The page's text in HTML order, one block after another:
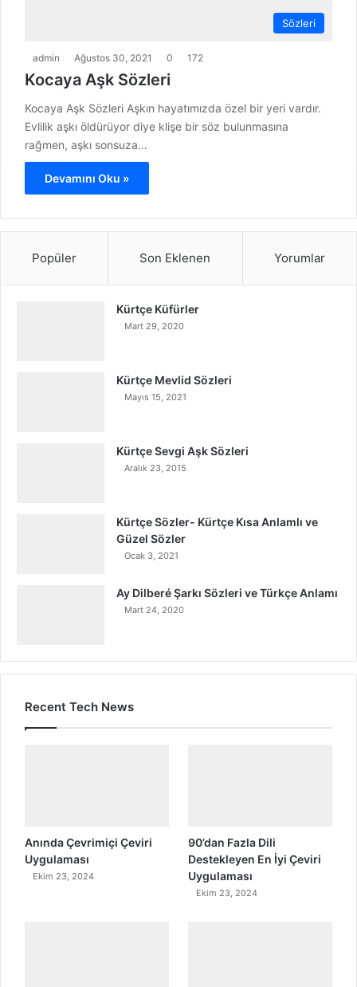
Sözleri
admin Ağustos 30, 2021 0 172
Kocaya Aşk Sözleri
Kocaya Aşk Sözleri Aşkın hayatımızda özel bir yeri vardır.
Evlilik aşkı öldürüyor diye klişe bir söz bulunmasına
rağmen, aşkı sonsuza…
Devamını Oku »
Popüler Son Eklenen Yorumlar
Kürtçe Küfürler
Mart 29, 2020
Kürtçe Mevlid Sözleri
Mayıs 15, 2021
Kürtçe Sevgi Aşk Sözleri
Aralık 23, 2015
Kürtçe Sözler- Kürtçe Kısa Anlamlı ve
Güzel Sözler
Ocak 3, 2021
Ay Dilberé Şarkı Sözleri ve Türkçe Anlamı
Mart 24, 2020
Recent Tech News
Anında Çevrimiçi Çeviri
Uygulaması
Ekim 23, 2024
90’dan Fazla Dili
Destekleyen En İyi Çeviri
Uygulaması
Ekim 23, 2024